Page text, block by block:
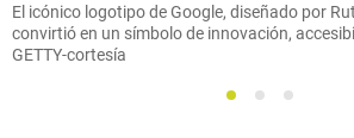
El icónico logotipo de Google, diseñado por
convirtió en un símbolo de innovación,
GETTY-cortesía
1 2 3